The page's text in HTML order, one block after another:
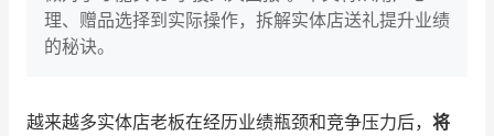
产品更新动态
理、赠品选择到实际操作，拆解实体店送礼提升业绩
的秘诀。
越来越多实体店老板在经历业绩瓶颈和竞争压力后， 将